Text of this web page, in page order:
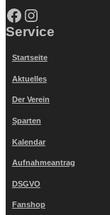
Facebook Instagram
Service
Startseite
Aktuelles
Der Verein
Sparten
Kalendar
Aufnahmeantrag
DSGVO
Fanshop